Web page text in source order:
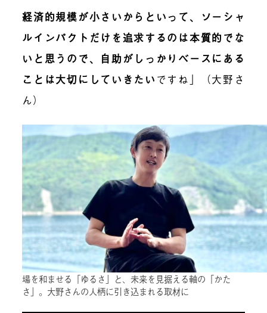
経済的規模が小さいからといって、ソーシャ
ルインパクトだけを追求するのは本質的でな
いと思うので、自助がしっかりベースにある
ことは大切にしていきたい ですね」（大野さ
ん）
場を和ませる「ゆるさ」と、未来を見据える軸の「かた
さ」。大野さんの人柄に引き込まれる取材に